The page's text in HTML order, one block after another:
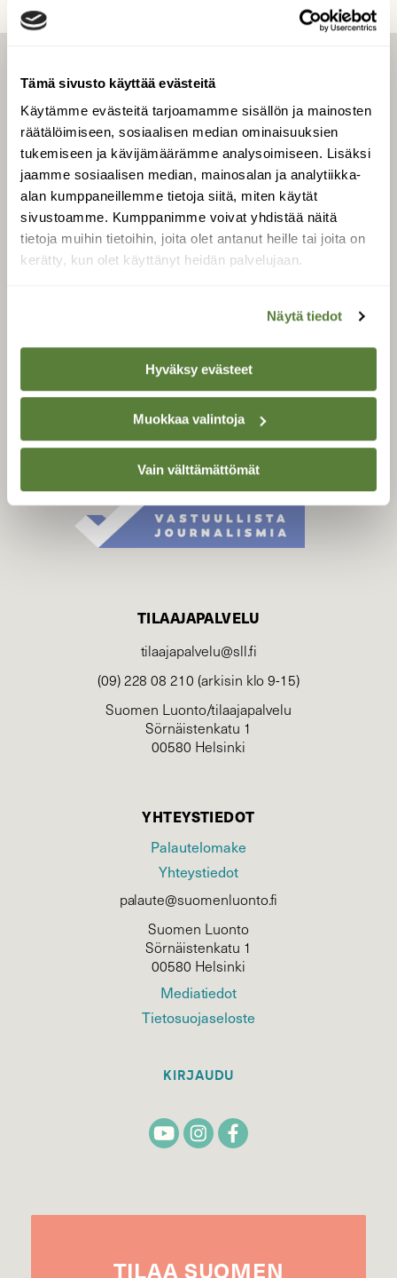
Tämä sivusto käyttää evästeitä
Käytämme evästeitä tarjoamamme sisällön ja mainosten
räätälöimiseen, sosiaalisen median ominaisuuksien
tukemiseen ja kävijämäärämme analysoimiseen. Lisäksi
jaamme sosiaalisen median, mainosalan ja analytiikka-
alan kumppaneillemme tietoja siitä, miten käytät
sivustoamme. Kumppanimme voivat yhdistää näitä
tietoja muihin tietoihin, joita olet antanut heille tai joita on
kerätty, kun olet käyttänyt heidän palvelujaan.
Näytä tiedot
Hyväksy evästeet
Muokkaa valintoja
Vain välttämättömät
LEHTI
Uusin lehti
Tilaa Suomen Luonto
Tilaa digilukuoikeus
Äänestä parasta juttua
Tilaa uutiskirje
SUOJELU­LIITTO
Suomen Luonto -lehden
kustantaja on
TILAAJAPALVELU
tilaajapalvelu@sll.fi
(09) 228 08 210 (arkisin klo 9-15)
Suomen Luonto/tilaajapalvelu
Sörnäistenkatu 1
00580 Helsinki
YHTEYSTIEDOT
Palautelomake
Yhteystiedot
palaute@suomenluonto.fi
Suomen Luonto
Sörnäistenkatu 1
00580 Helsinki
Mediatiedot
Tietosuojaseloste
KIRJAUDU
TILAA SUOMEN